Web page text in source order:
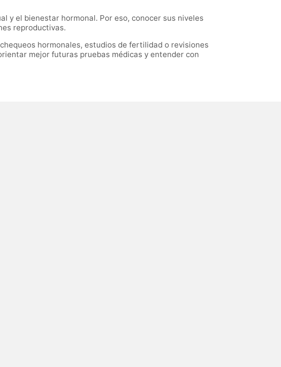
y el bienestar hormonal. Por eso, conocer sus niveles
reproductivas.
hormonales, estudios de fertilidad o revisiones
mejor futuras pruebas médicas y entender con